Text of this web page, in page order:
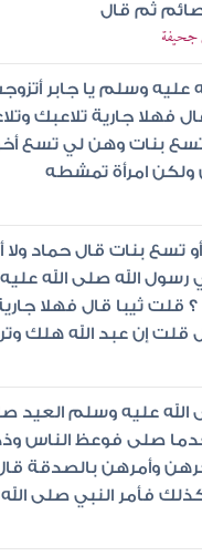
ثم قال
جحيفة
عليه وسلم يا جابر
فهلا جارية تلاعبك
تسع بنات وهن لي تسع
ولكن امرأة تمشطه
بنات قال حماد ولا
رسول الله صلى الله
قلت ثيبا قال فهلا
إن عبد الله هلك وتر
عليه وسلم العيد
صلى فوعظ الناس
وأمرهن بالصدقة
فأمر النبي صلى